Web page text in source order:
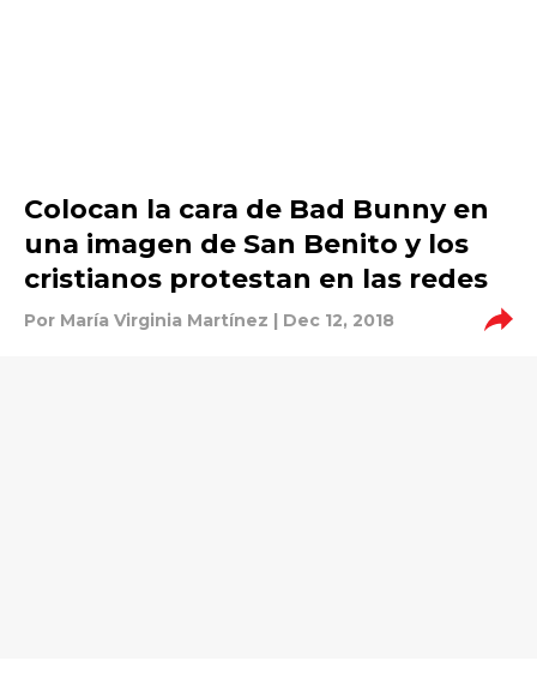
Colocan la cara de Bad Bunny en
una imagen de San Benito y los
cristianos protestan en las redes
Por María Virginia Martínez | Dec 12, 2018